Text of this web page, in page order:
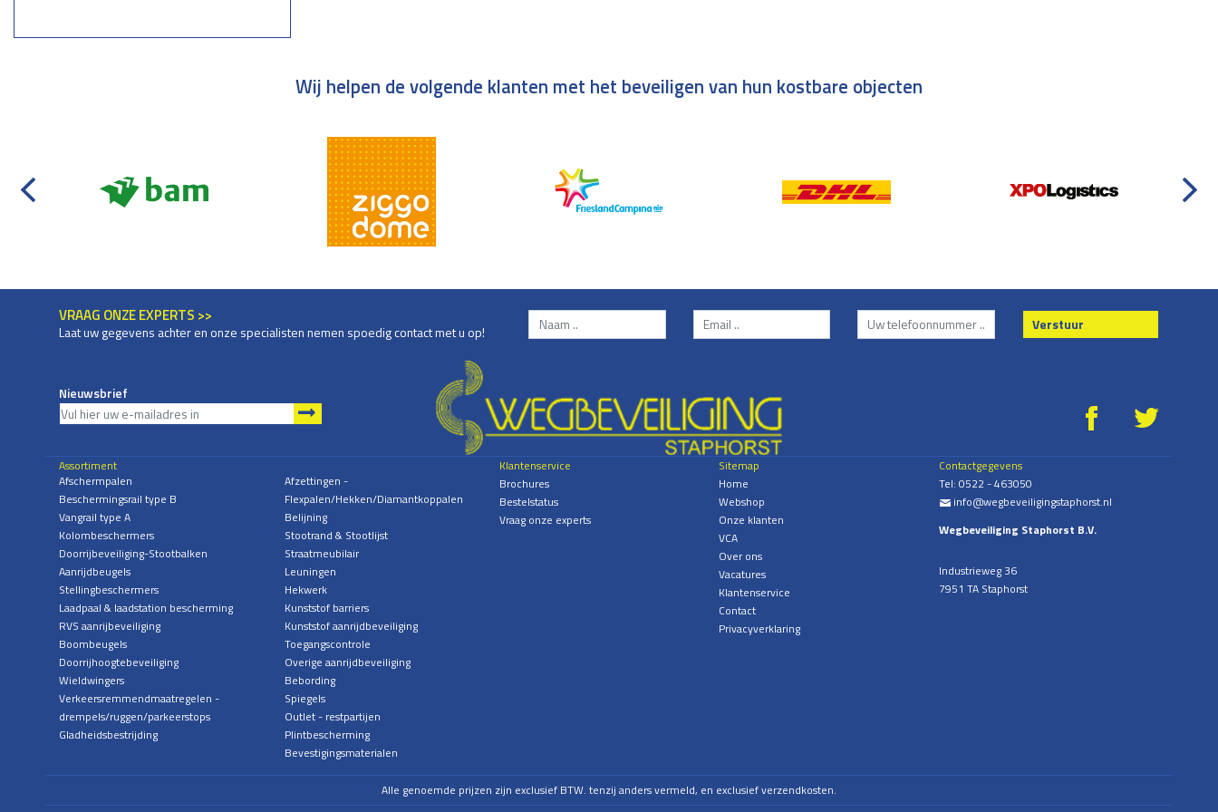
Wij helpen de volgende klanten met het beveiligen van hun kostbare objecten
VRAAG ONZE EXPERTS >>
Laat uw gegevens achter en onze specialisten nemen spoedig contact met u op! Verstuur
Nieuwsbrief
g *
Assortiment
Afschermpalen
Beschermingsrail type B
Vangrail type A
Kolombeschermers
Doorrijbeveiliging-Stootbalken
Aanrijdbeugels
Stellingbeschermers
Laadpaal & laadstation bescherming
RVS aanrijbeveiliging
Boombeugels
Doorrijhoogtebeveiliging
Wieldwingers
Verkeersremmendmaatregelen -
drempels/ruggen/parkeerstops
Gladheidsbestrijding
Afzettingen -
Flexpalen/Hekken/Diamantkoppalen
Belijning
Stootrand & Stootlijst
Straatmeubilair
Leuningen
Hekwerk
Kunststof barriers
Kunststof aanrijdbeveiliging
Toegangscontrole
Overige aanrijdbeveiliging
Bebording
Spiegels
Outlet - restpartijen
Plintbescherming
Bevestigingsmaterialen
Klantenservice
Brochures
Bestelstatus
Vraag onze experts
Sitemap
Home
Webshop
Onze klanten
VCA
Over ons
Vacatures
Klantenservice
Contact
Privacyverklaring
Contactgegevens
Tel:0522 - 463050
% info@wegbeveiligingstaphorst.nl
Wegbeveiliging Staphorst B.V.
Industrieweg 36
7951 TA Staphorst
Alle genoemde prijzen zijn exclusief BTW. tenzij anders vermeld, en exclusief verzendkosten.